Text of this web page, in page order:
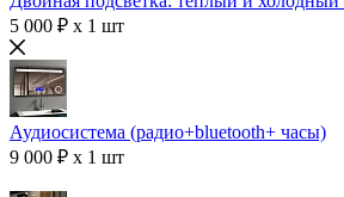
5 000 ₽ x 1 шт
Аудиосистема (радио+bluetooth+ часы)
9 000 ₽ x 1 шт